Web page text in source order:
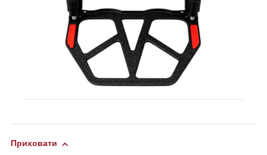
Приховати